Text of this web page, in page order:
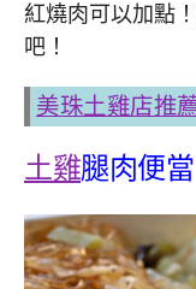
紅燒肉可以加點
吧！
美珠土雞店推
土雞腿肉便